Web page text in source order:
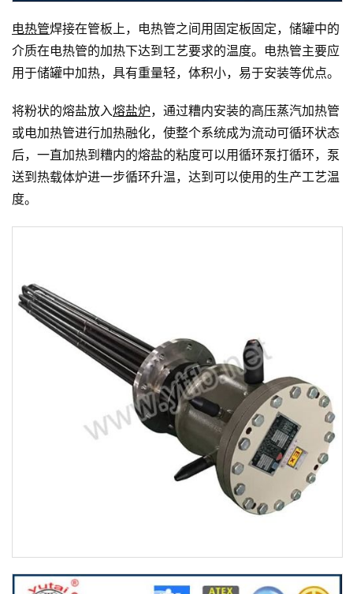
电热管焊接在管板上，电热管之间用固定板固定，储罐中的
介质在电热管的加热下达到工艺要求的温度。电热管主要应
用于储罐中加热，具有重量轻，体积小，易于安装等优点。
将粉状的熔盐放入熔盐炉，通过糟内安装的高压蒸汽加热管
或电加热管进行加热融化，使整个系统成为流动可循环状态
后，一直加热到糟内的熔盐的粘度可以用循环泵打循环，泵
送到热载体炉进一步循环升温，达到可以使用的生产工艺温
度。